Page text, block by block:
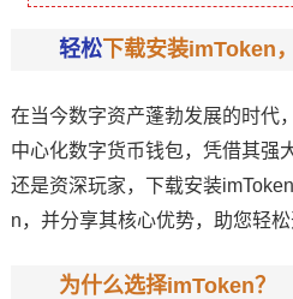
轻松 下载安装imToken
在当今数字资产蓬勃发展的时代
中心化数字货币钱包，凭借其强
还是资深玩家，下载安装
n，并分享其核心优势，助您轻
为什么选择imToken？